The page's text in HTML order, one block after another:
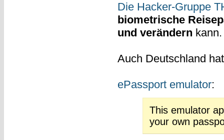
Die Hacker-Gruppe
biometrische
und verändern kann.
Auch Deutschland
ePassport emulator:
This emulator
your own